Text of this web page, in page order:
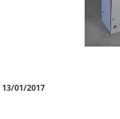
13/01/2017